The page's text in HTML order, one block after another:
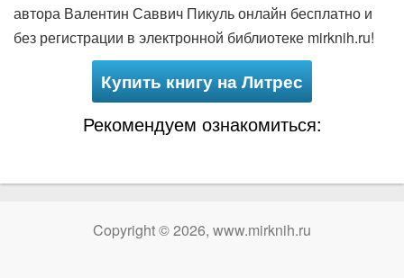
автора Валентин Саввич Пикуль онлайн бесплатно и
без регистрации в электронной библиотеке mirknih.ru!
Купить книгу на Литрес
Рекомендуем ознакомиться:
Copyright © 2026, www.mirknih.ru